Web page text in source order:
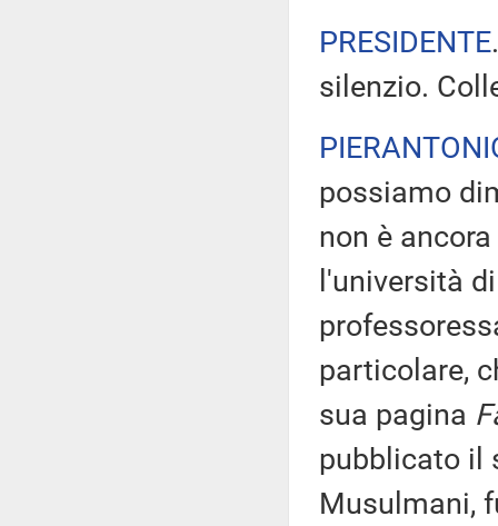
PRESIDENTE
silenzio.
possiamo
non è
l'università
particolare,
sua pagina
pubblicato il
Musulmani,